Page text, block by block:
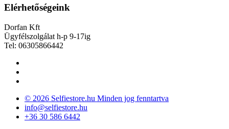
Elérhetőségeink
Dorfan Kft
Ügyfélszolgálat h-p 9-17ig
Tel: 06305866442
© 2026 Selfiestore.hu Minden jog fenntartva
info@selfiestore.hu
+36 30 586 6442